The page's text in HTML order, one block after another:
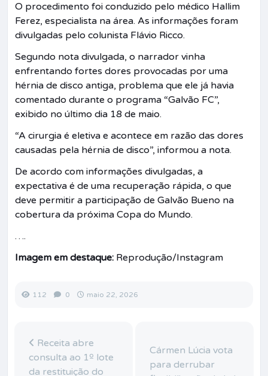
O procedimento foi conduzido pelo médico Hallim
Ferez, especialista na área. As informações foram
divulgadas pelo colunista Flávio Ricco.
Segundo nota divulgada, o narrador vinha
enfrentando fortes dores provocadas por uma
hérnia de disco antiga, problema que ele já havia
comentado durante o programa “Galvão FC”,
exibido no último dia 18 de maio.
“A cirurgia é eletiva e acontece em razão das dores
causadas pela hérnia de disco”, informou a nota.
De acordo com informações divulgadas, a
expectativa é de uma recuperação rápida, o que
deve permitir a participação de Galvão Bueno na
cobertura da próxima Copa do Mundo.
….
Imagem em destaque:Reprodução/Instagram
112 0 maio 22, 2026
Receita abre
consulta ao 1º lote
da restituição do
Cármen Lúcia vota
para derrubar